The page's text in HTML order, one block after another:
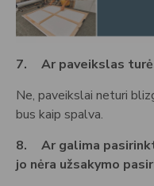
7.
Ar paveikslas
Ne, paveikslai neturi
bus kaip spalva.
8.
Ar galima
jo nėra užsakymo